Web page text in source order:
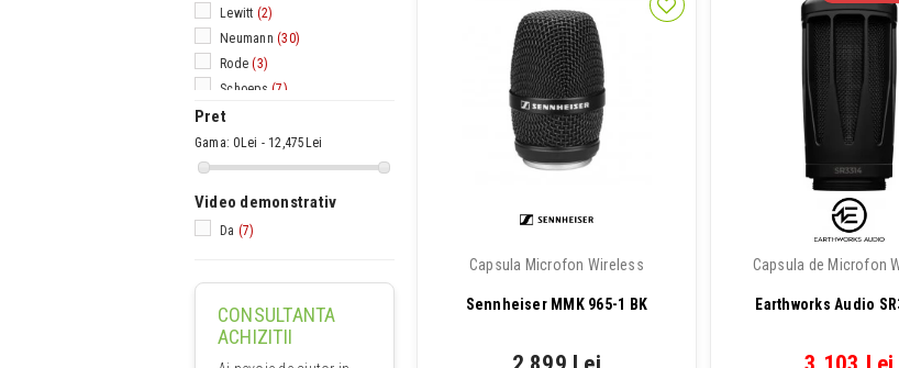
Lewitt (2)
Neumann (30)
Rode (3)
Schoeps (7)
SE Electronics
Sennheiser (21)
Shure(15)
Pret
Gama: 0Lei - 12,475Lei
Video demonstrativ
Da (7)
CONSULTANTA
ACHIZITII
Capsula Microfon Wireless
Sennheiser MMK 965-1 BK
Capsula de Microfon
Earthworks Audio